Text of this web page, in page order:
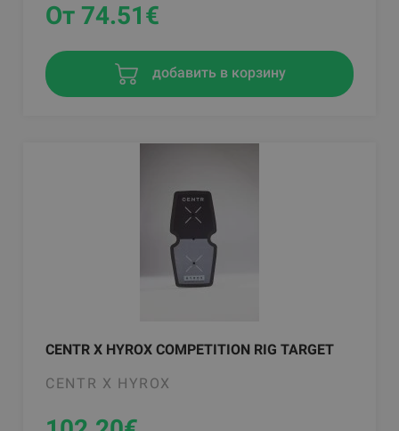
От 74.51€
добавить в корзину
CENTR X HYROX COMPETITION RIG TARGET
CENTR X HYROX